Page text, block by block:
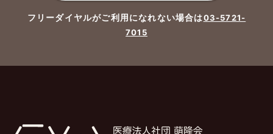
フリーダイヤルがご利用になれない場合は03-5721-
7015